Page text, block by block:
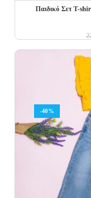
Παιδικό Σετ T-
-40%